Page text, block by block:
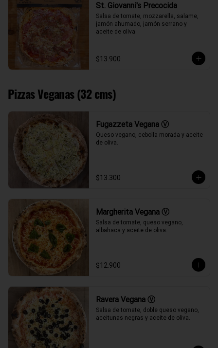
St. Giovanni's Precocida
Salsa de tomate, mozzarella, salame,
jamón ahumado, jamón serrano y
aceite de oliva.
$13.900
Pizzas Veganas (32 cms)
Fugazzeta Vegana Ⓥ
Queso vegano, cebolla morada y aceite
de oliva.
$13.300
Margherita Vegana Ⓥ
Salsa de tomate, queso vegano,
albahaca y aceite de oliva.
$12.900
Ravera Vegana Ⓥ
Salsa de tomate, doble queso vegano,
aceitunas negras y aceite de oliva.